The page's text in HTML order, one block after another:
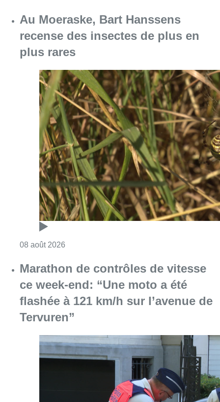
08 août 2026Consulter l'article "Au Moeraske, Bart
Marathon de contrôles de vitesse
ce week-end: “Une moto a été
flashée à 121 km/h sur l’avenue de
Tervuren”
Consulter l'article "Marathon de contrôles